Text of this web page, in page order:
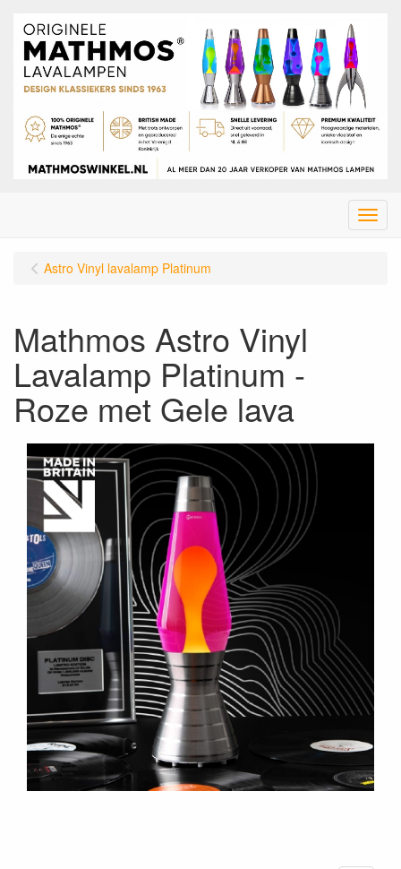
Menu
Astro Vinyl lavalamp Platinum
Mathmos Astro Vinyl
Lavalamp Platinum -
Roze met Gele lava